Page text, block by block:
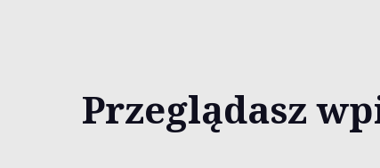
Przeglądasz